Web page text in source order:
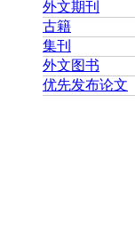
外文期刊
古籍
集刊
外文图书
优先发布论文